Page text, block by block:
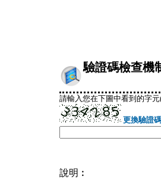
驗證碼檢查機
請輸入您在下圖中看到的字
更換驗證碼
說明︰